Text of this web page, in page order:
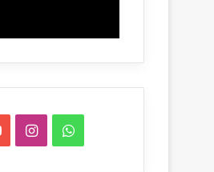
YouTubeInstagramWhatsApp